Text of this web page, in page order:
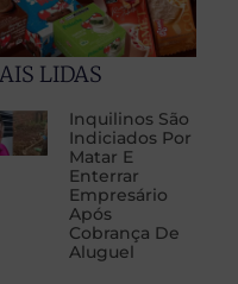
LIDAS
Inquilinos São
Indiciados Por
Matar E
Enterrar
Empresário
Após
Cobrança De
Aluguel